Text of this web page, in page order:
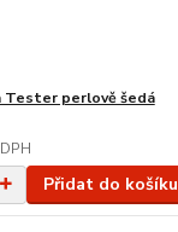
Tester perlově šedá
Přidat do košíku